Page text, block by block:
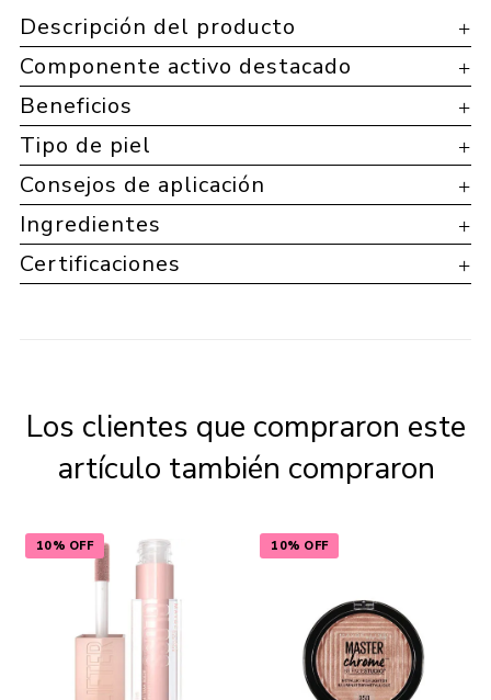
Descripción del producto
Componente activo destacado
Beneficios
Tipo de piel
Consejos de aplicación
Ingredientes
Certificaciones
Los clientes que compraron este
artículo también compraron
10% OFF 10% OFF